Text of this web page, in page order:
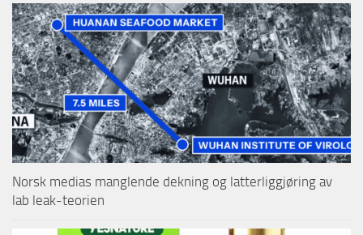
Norsk medias manglende dekning og latterliggjøring av
lab leak-teorien